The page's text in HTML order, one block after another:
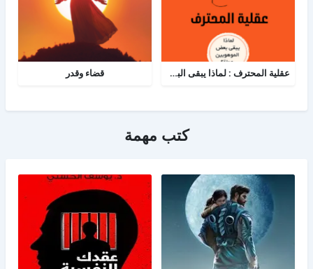
عقلية المحترف : لماذا يبقى البعض هواة رغم الموهبة؟ قضاء وقدر
كتب مهمة